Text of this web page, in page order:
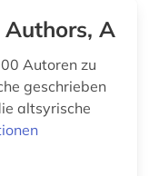
Authors, A
Autoren zu
geschrieben
altsyrische